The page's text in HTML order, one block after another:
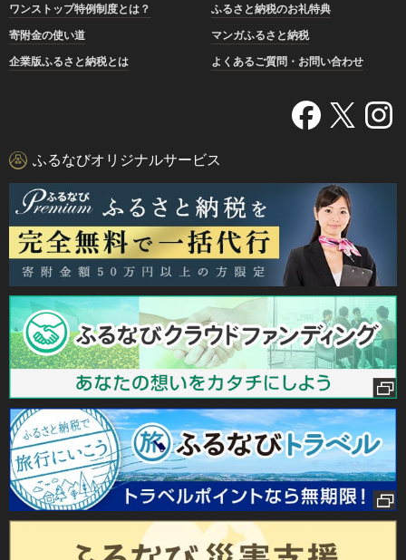
ワンストップ特例制度とは？
ふるさと納税のお礼特典
寄附金の使い道
マンガふるさと納税
企業版ふるさと納税とは
よくあるご質問・お問い合わせ
ふるなびオリジナルサービス